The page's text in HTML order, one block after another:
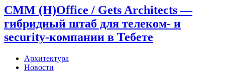
CMM (H)Office / Gets Architects —
гибридный штаб для телеком- и
security-компании в Тебете
Архитектура
Новости